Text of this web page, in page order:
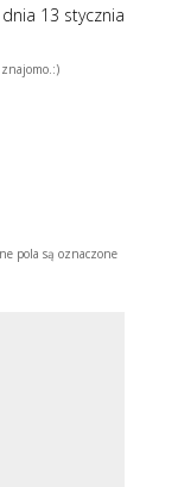
dnia 13 stycznia
pola są oznaczone